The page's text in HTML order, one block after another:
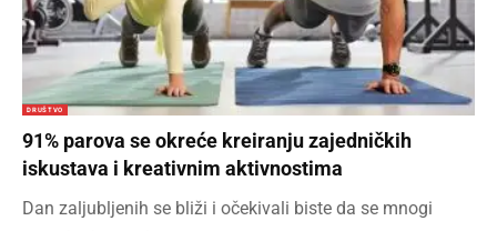
DRUŠTVO
91% parova se okreće kreiranju zajedničkih
iskustava i kreativnim aktivnostima
Dan zaljubljenih se bliži i očekivali biste da se mnogi